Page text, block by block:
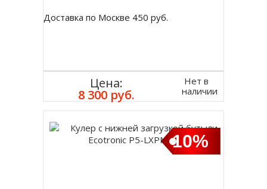
Доставка по Москве 450 руб.
Цена:
8 300 руб.
Нет в
наличии
10%